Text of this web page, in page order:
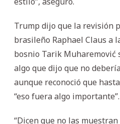
Trump dijo que la revisión
brasileño Raphael Claus a
bosnio Tarik Muharemović
algo que dijo que no
aunque reconoció que
“eso fuera algo importante”.
“Dicen que no las